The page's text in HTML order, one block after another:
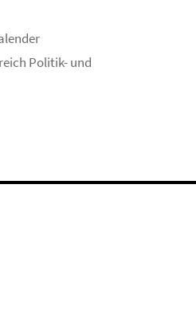
Politik- und